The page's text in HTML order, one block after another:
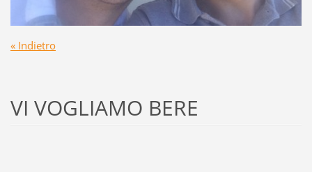
« Indietro
VI VOGLIAMO BERE